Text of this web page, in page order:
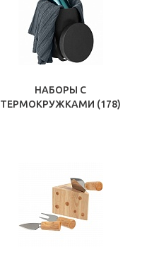
НАБОРЫ С
ТЕРМОКРУЖКАМИ (178)